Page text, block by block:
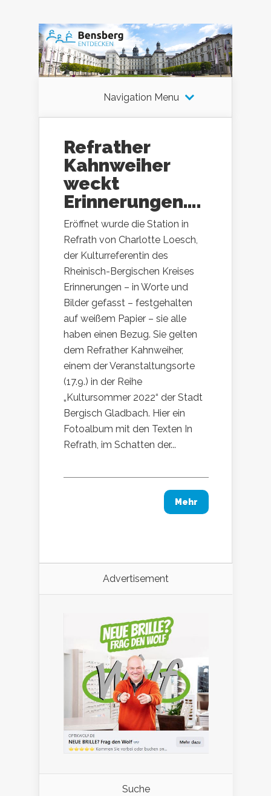
Navigation Menu
Refrather
Kahnweiher
weckt
Erinnerungen….
Eröffnet wurde die Station in
Refrath von Charlotte Loesch,
der Kulturreferentin des
Rheinisch-Bergischen Kreises
Erinnerungen – in Worte und
Bilder gefasst – festgehalten
auf weißem Papier – sie alle
haben einen Bezug. Sie gelten
dem Refrather Kahnweiher,
einem der Veranstaltungsorte
(17.9.) in der Reihe
„Kultursommer 2022“ der Stadt
Bergisch Gladbach. Hier ein
Fotoalbum mit den Texten In
Refrath, im Schatten der...
Mehr
Advertisement
Suche